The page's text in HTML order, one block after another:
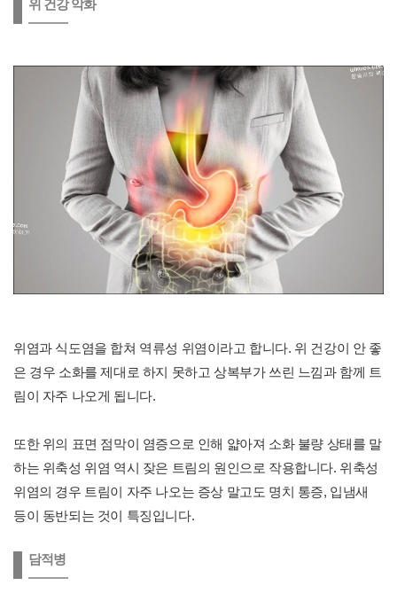
위 건강 악화
위염과 식도염을 합쳐 역류성 위염이라고 합니다. 위 건강이 안 좋
은 경우 소화를 제대로 하지 못하고 상복부가 쓰린 느낌과 함께 트
림이 자주 나오게 됩니다.
또한 위의 표면 점막이 염증으로 인해 얇아져 소화 불량 상태를 말
하는 위축성 위염 역시 잦은 트림의 원인으로 작용합니다. 위축성
위염의 경우 트림이 자주 나오는 증상 말고도 명치 통증, 입냄새
등이 동반되는 것이 특징입니다.
담적병